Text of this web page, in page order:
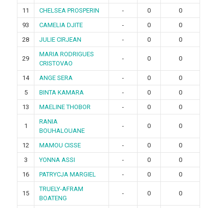
11 CHELSEA PROSPERIN - 0
0
93
CAMELIA DJITE - 0
0
28
JULIE CIRJEAN - 0 0
29
MARIA RODRIGUES
CRISTOVAO
- 0 0
14 ANGE SERA - 0
0
5
BINTA KAMARA - 0
0
13
MAELINE THOBOR - 0 0
1
RANIA
BOUHALOUANE
- 0 0
12 MAMOU CISSE - 0
0
3
YONNA ASSI - 0
0
16
PATRYCJA MARGIEL - 0 0
15
TRUELY-AFRAM
BOATENG
- 0 0